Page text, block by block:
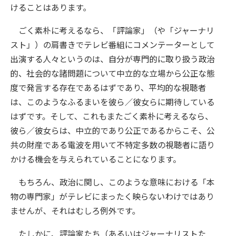
けることはあります。
ごく素朴に考えるなら、「評論家」（や「ジャーナリ
スト」）の肩書きでテレビ番組にコメンテーターとして
出演する人々というのは、自分が専門的に取り扱う政治
的、社会的な諸問題について中立的な立場から公正な態
度で発言する存在であるはずであり、平均的な視聴者
は、このようなふるまいを彼ら／彼女らに期待している
はずです。そして、これもまたごく素朴に考えるなら、
彼ら／彼女らは、中立的であり公正であるからこそ、公
共の財産である電波を用いて不特定多数の視聴者に語り
かける機会を与えられていることになります。
もちろん、政治に関し、このような意味における「本
物の専門家」がテレビにまったく映らないわけではあり
ませんが、それはむしろ例外です。
たしかに、評論家たち（あるいはジャーナリストた